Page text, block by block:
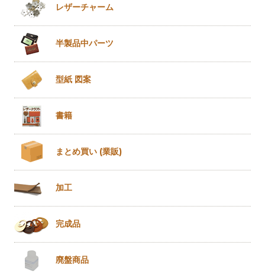
レザーチャーム
半製品中パーツ
型紙 図案
書籍
まとめ買い (業販)
加工
完成品
廃盤商品